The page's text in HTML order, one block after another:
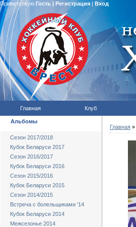
Приветствую Гость | Регистрация| Вход
Главная Клуб
Альбомы
Сезон 2017/2018
Кубок Беларуси 2017
Сезон 2016/2017
Кубок Беларуси 2016
Сезон 2015/2016
Кубок Беларуси 2015
Сезон 2014/2015
Встреча с болельщиками '14
Кубок Беларуси 2014
Межсезонье 2014
Главная »